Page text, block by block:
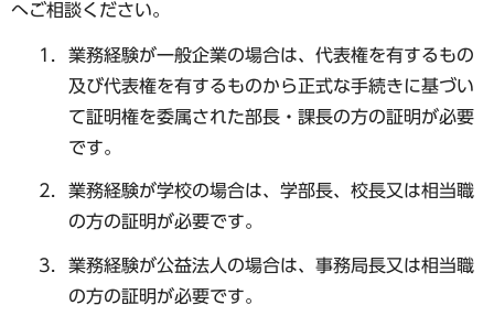
へご相談ください。
業務経験が一般企業の場合は、代表権を有するもの
及び代表権を有するものから正式な手続きに基づい
て証明権を委属された部長・課長の方の証明が必要
です。
業務経験が学校の場合は、学部長、校長又は相当職
の方の証明が必要です。
業務経験が公益法人の場合は、事務局長又は相当職
の方の証明が必要です。